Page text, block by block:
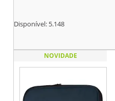
Disponível: 5.148
NOVIDADE